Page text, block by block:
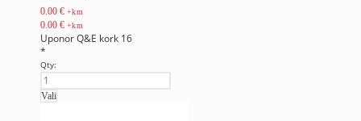
0.00€ +km
0.00€ +km
Uponor Q&E kork 16
*
Qty:
Vali